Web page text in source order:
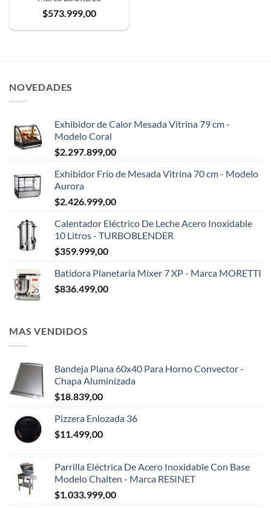
$573.999,00
NOVEDADES
Exhibidor de Calor Mesada Vitrina 79 cm -
Modelo Coral
$2.297.899,00
Exhibidor Frío de Mesada Vitrina 70 cm - Modelo
Aurora
$2.426.999,00
Calentador Eléctrico De Leche Acero Inoxidable
10 Litros - TURBOBLENDER
$359.999,00
Batidora Planetaria Mixer 7 XP - Marca MORETTI
$836.499,00
MAS VENDIDOS
Bandeja Plana 60x40 Para Horno Convector -
Chapa Aluminizada
$18.839,00
Pizzera Enlozada 36
$11.499,00
Parrilla Eléctrica De Acero Inoxidable Con Base
Modelo Chalten - Marca RESINET
$1.033.999,00